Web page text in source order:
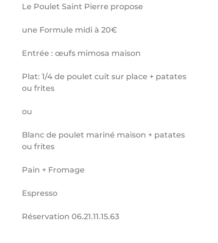
Le Poulet Saint Pierre propose
une Formule midi à 20€
Entrée : œufs mimosa maison
Plat: 1/4 de poulet cuit sur place + patates
ou frites
ou
Blanc de poulet mariné maison + patates
ou frites
Pain + Fromage
Espresso
Réservation 06.21.11.15.63